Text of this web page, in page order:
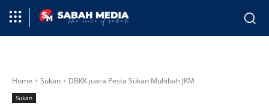
Home Sukan DBKK juara Pesta Sukan Muhibah JKM
Sukan